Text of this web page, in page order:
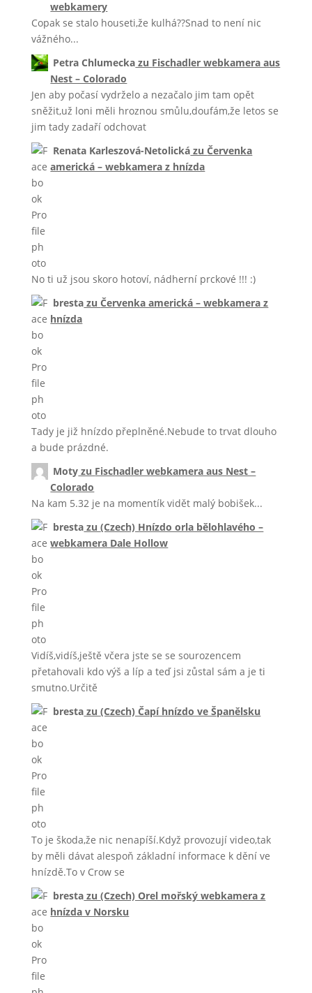
webkamery
Copak se stalo houseti,že kulhá??Snad to není nic
vážného...
Petra Chlumecka zu Fischadler webkamera aus
Nest – Colorado
Jen aby počasí vydrželo a nezačalo jim tam opět
sněžit,už loni měli hroznou smůlu,doufám,že letos se
jim tady zadaří odchovat
Renata Karleszová-Netolická zuČervenka
americká – webkamera z hnízda
No ti už jsou skoro hotoví, nádherní prckové !!! :)
bresta zuČervenka americká – webkamera z
hnízda
Tady je již hnízdo přeplněné.Nebude to trvat dlouho
a bude prázdné.
Moty zu Fischadler webkamera aus Nest –
Colorado
Na kam 5.32 je na momentík vidět malý bobišek...
bresta zu(Czech) Hnízdo orla bělohlavého –
webkamera Dale Hollow
Vidíš,vidíš,ještě včera jste se se sourozencem
přetahovali kdo výš a líp a teď jsi zůstal sám a je ti
smutno.Určitě
bresta zu(Czech) Čapí hnízdo ve Španělsku
To je škoda,že nic nenapíší.Když provozují video,tak
by měli dávat alespoň základní informace k dění ve
hnízdě.To v Crow se
bresta zu(Czech) Orel mořský webkamera z
hnízda v Norsku